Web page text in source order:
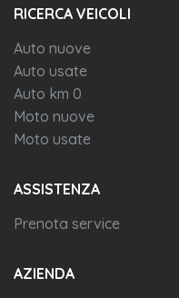
RICERCA VEICOLI
Auto nuove
Auto usate
Auto km 0
Moto nuove
Moto usate
ASSISTENZA
Prenota service
AZIENDA